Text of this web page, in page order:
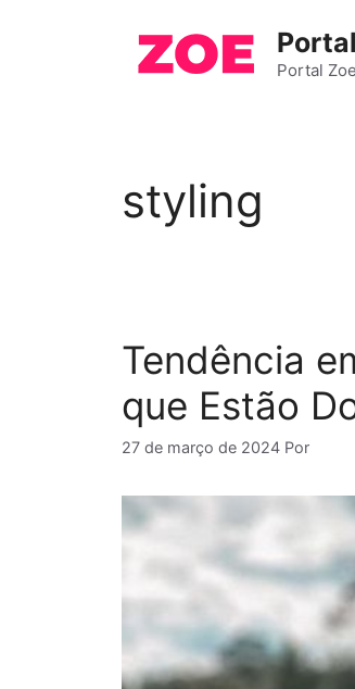
Portal Zoe
styling
Tendência
que Estão
27 de março de 2024 Por